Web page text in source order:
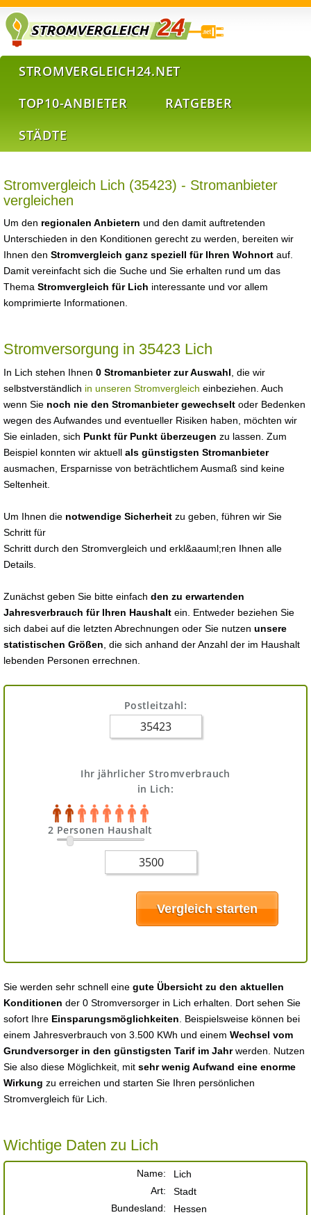
STROMVERGLEICH24.NET
TOP10-ANBIETER
RATGEBER
STÄDTE
Stromvergleich Lich (35423) - Stromanbieter
vergleichen
Um den regionalen Anbietern und den damit auftretenden
Unterschieden in den Konditionen gerecht zu werden, bereiten wir
Ihnen den Stromvergleich ganz speziell für Ihren Wohnort auf.
Damit vereinfacht sich die Suche und Sie erhalten rund um das
Thema Stromvergleich für Lich interessante und vor allem
komprimierte Informationen.
Stromversorgung in 35423 Lich
In Lich stehen Ihnen 0 Stromanbieter zur Auswahl , die wir
selbstverständlich in unseren Stromvergleich einbeziehen. Auch
wenn Sie noch nie den Stromanbieter gewechselt oder Bedenken
wegen des Aufwandes und eventueller Risiken haben, möchten wir
Sie einladen, sich Punkt für Punkt überzeugen zu lassen. Zum
Beispiel konnten wir aktuell als günstigsten Stromanbieter
ausmachen, Ersparnisse von beträchtlichem Ausmaß sind keine
Seltenheit.
Um Ihnen die notwendige Sicherheit zu geben, führen wir Sie
Schritt für
Schritt durch den Stromvergleich und erkl&aauml;ren Ihnen alle
Details.
Zunächst geben Sie bitte einfach den zu erwartenden
Jahresverbrauch für Ihren Haushalt ein. Entweder beziehen Sie
sich dabei auf die letzten Abrechnungen oder Sie nutzen unsere
statistischen Größen , die sich anhand der Anzahl der im Haushalt
lebenden Personen errechnen.
Postleitzahl:
Ihr jährlicher Stromverbrauch
in Lich:
2 Personen Haushalt
Sie werden sehr schnell eine gute Übersicht zu den aktuellen
Konditionen der 0 Stromversorger in Lich erhalten. Dort sehen Sie
sofort Ihre Einsparungsmöglichkeiten . Beispielsweise können bei
einem Jahresverbrauch von 3.500 KWh und einem Wechsel vom
Grundversorger in den günstigsten Tarif im Jahrwerden. Nutzen
Sie also diese Möglichkeit, mit sehr wenig Aufwand eine enorme
Wirkung zu erreichen und starten Sie Ihren persönlichen
Stromvergleich für Lich.
Wichtige Daten zu Lich
Name:
Lich
Art:
Stadt
Bundesland:
Hessen